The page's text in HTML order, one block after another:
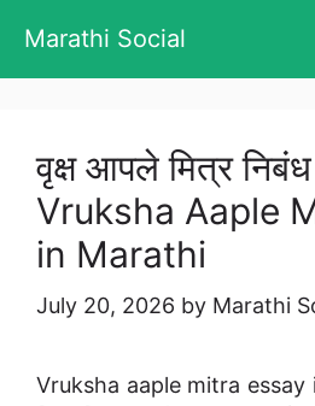
content
Marathi Social
वृक्ष आपले मित्र निबंध
Vruksha Aaple
in Marathi
July 20, 2026 by Marathi
Vruksha aaple mitra essay